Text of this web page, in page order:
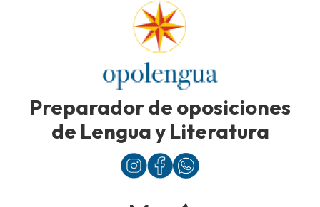
Preparador de oposiciones
de Lengua y Literatura